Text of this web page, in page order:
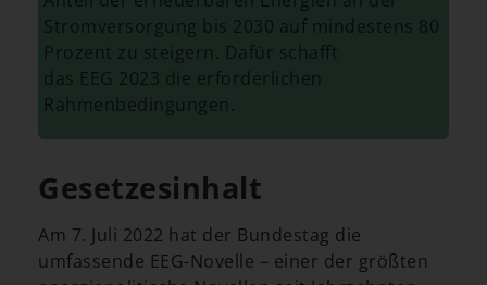
Stromversorgung bis 2030 auf mindestens 80
Prozent zu steigern. Dafür schafft
das EEG 2023 die erforderlichen
Rahmenbedingungen.
Gesetzesinhalt
Am 7. Juli 2022 hat der Bundestag die
umfassende EEG-Novelle – einer der größten